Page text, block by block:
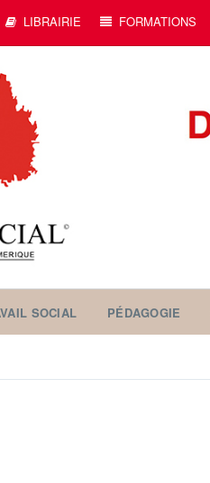
LIBRAIRIE FORMATIONS
SOCIAL PÉDAGOGIE